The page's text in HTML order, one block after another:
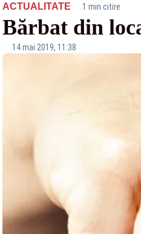
ACTUALITATE· 1 min citire
Bărbat din
14 mai 2019, 11:38